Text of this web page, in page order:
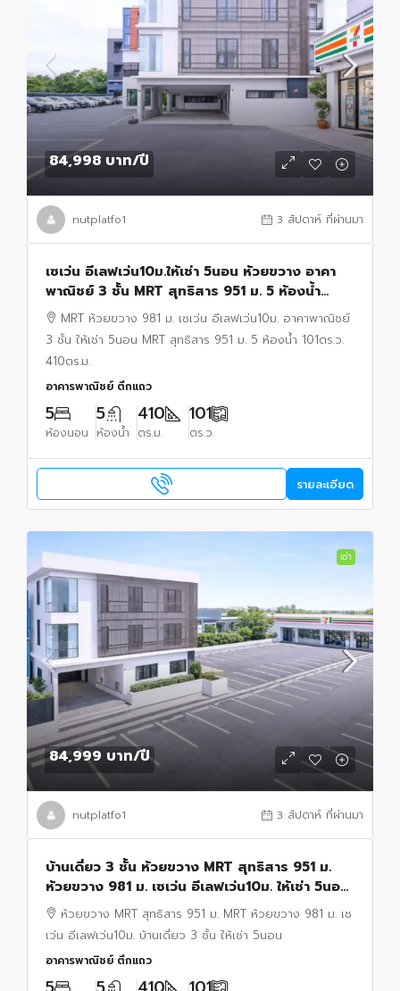
84,998 บาท/ปี
nutplatfo1 3 สัปดาห์ ที่ผ่านมา
เซเว่น อีเลฟเว่น10ม.ให้เช่า 5นอน ห้วยขวาง อาคา
พาณิชย์ 3 ชั้น MRT สุทธิสาร 951 ม. 5 ห้องน้ำ
101ตร.ว. 410ตร.ม.MRT ห้วยขวาง 981 ม.
MRT ห้วยขวาง 981 ม. เซเว่น อีเลฟเว่น10ม. อาคาพาณิชย์
3 ชั้น ให้เช่า 5นอน MRT สุทธิสาร 951 ม. 5 ห้องน้ำ 101ตร.ว.
410ตร.ม.
อาคารพาณิชย์ ตึกแถว
5
ห้องนอน
5
ห้องน้ำ
410
ตร.ม.
101
ตร.ว.
รายละเอียด
เช่า
84,999 บาท/ปี
nutplatfo1 3 สัปดาห์ ที่ผ่านมา
บ้านเดี่ยว 3 ชั้น ห้วยขวาง MRT สุทธิสาร 951 ม.
ห้วยขวาง 981 ม. เซเว่น อีเลฟเว่น10ม. ให้เช่า 5นอน
5 ห้องน้ำ 101ตร.ว. 410ตร.ม.
ห้วยขวาง MRT สุทธิสาร 951 ม. MRT ห้วยขวาง 981 ม. เซ
เว่น อีเลฟเว่น10ม. บ้านเดี่ยว 3 ชั้น ให้เช่า 5นอน
อาคารพาณิชย์ ตึกแถว